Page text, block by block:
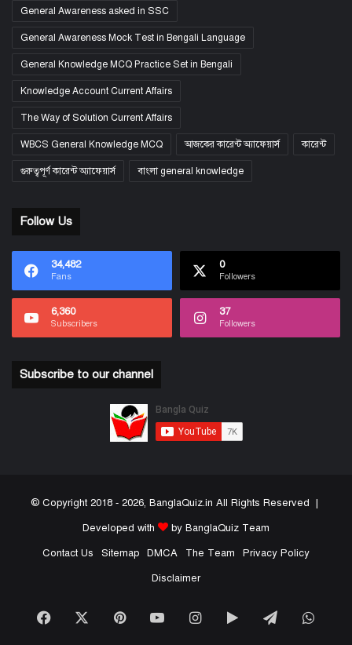
General Awareness asked in SSC
General Awareness Mock Test in Bengali Language
General Knowledge MCQ Practice Set in Bengali
Knowledge Account Current Affairs
The Way of Solution Current Affairs
WBCS General Knowledge MCQ আজকের কারেন্ট অ্যাফেয়ার্স কারেন্ট
গুরুত্বপূর্ণ কারেন্ট অ্যাফেয়ার্স বাংলা general knowledge
Follow Us
34,482
Fans
0
Followers
6,360
Subscribers
37
Followers
Subscribe to our channel
© Copyright 2018 - 2026, BanglaQuiz.in All Rights Reserved |
Developed with
by BanglaQuiz Team
Contact Us
Sitemap DMCA The Team
Privacy Policy
Disclaimer
Facebook PinterestYouTubeInstagram
GoogleTelegram